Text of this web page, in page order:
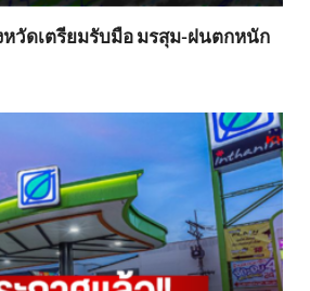
วัดเตรียมรับมือ มรสุม-ฝนตกหนัก